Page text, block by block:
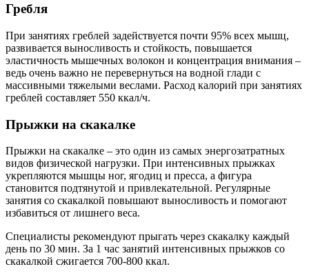
Гребля
При занятиях греблей задействуется почти 95% всех мышц,
развивается выносливость и стойкость, повышается
эластичность мышечных волокон и концентрация внимания –
ведь очень важно не перевернуться на водной глади с
массивными тяжелыми веслами. Расход калорий при занятиях
греблей составляет 550 ккал/ч.
Прыжки на скакалке
Прыжки на скакалке – это один из самых энергозатратных
видов физической нагрузки. При интенсивных прыжках
укрепляются мышцы ног, ягодиц и пресса, а фигура
становится подтянутой и привлекательной. Регулярные
занятия со скакалкой повышают выносливость и помогают
избавиться от лишнего веса.
Специалисты рекомендуют прыгать через скакалку каждый
день по 30 мин. За 1 час занятий интенсивных прыжков со
скакалкой сжигается 700-800 ккал.